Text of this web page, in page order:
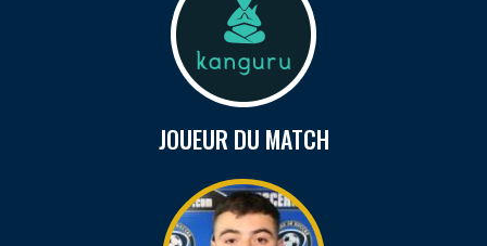
JOUEUR DU MATCH